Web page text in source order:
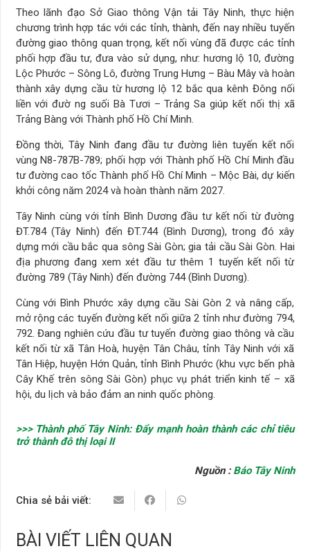
Theo lãnh đạo Sở Giao thông Vận tải Tây Ninh, thực hiện
chương trình hợp tác với các tỉnh, thành, đến nay nhiều tuyến
đường giao thông quan trọng, kết nối vùng đã được các tỉnh
phối hợp đầu tư, đưa vào sử dụng, như: hương lộ 10, đường
Lộc Phước – Sông Lô, đường Trung Hưng – Bàu Mây và hoàn
thành xây dựng cầu từ hương lộ 12 bắc qua kênh Đông nối
liền với đườ ng suối Bà Tươi – Trảng Sa giúp kết nối thị xã
Trảng Bàng với Thành phố Hồ Chí Minh.
Đồng thời, Tây Ninh đang đầu tư đường liên tuyến kết nối
vùng N8-787B-789; phối hợp với Thành phố Hồ Chí Minh đầu
tư đường cao tốc Thành phố Hồ Chí Minh – Mộc Bài, dự kiến
khởi công năm 2024 và hoàn thành năm 2027.
Tây Ninh cùng với tỉnh Bình Dương đầu tư kết nối từ đường
ĐT.784 (Tây Ninh) đến ĐT.744 (Bình Dương), trong đó xây
dựng mới cầu bắc qua sông Sài Gòn; gia tải cầu Sài Gòn. Hai
địa phương đang xem xét đầu tư thêm 1 tuyến kết nối từ
đường 789 (Tây Ninh) đến đường 744 (Bình Dương).
Cùng với Bình Phước xây dựng cầu Sài Gòn 2 và nâng cấp,
mở rộng các tuyến đường kết nối giữa 2 tỉnh như đường 794,
792. Đang nghiên cứu đầu tư tuyến đường giao thông và cầu
kết nối từ xã Tân Hoà, huyện Tân Châu, tỉnh Tây Ninh với xã
Tân Hiệp, huyện Hớn Quản, tỉnh Bình Phước (khu vực bến phà
Cây Khế trên sông Sài Gòn) phục vụ phát triển kinh tế – xã
hội, du lịch và bảo đảm an ninh quốc phòng.
>>> Thành phố Tây Ninh: Đẩy mạnh hoàn thành các chỉ tiêu
trở thành đô thị loại II
Nguồn : Báo Tây Ninh
Chia sẻ bải viết:
BÀI VIẾT LIÊN QUAN